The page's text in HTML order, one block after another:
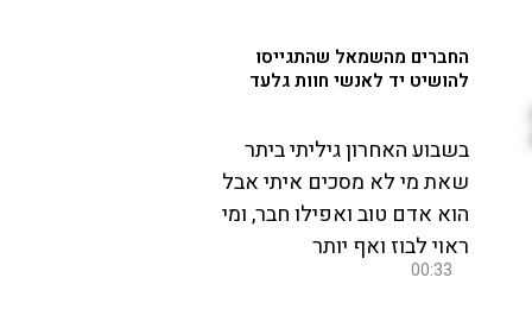
החברים מהשמאל שהתגייסו
להושיט יד לאנשי חוות גלעד
בשבוע האחרון גיליתי ביתר
שאת מי לא מסכים איתי אבל
הוא אדם טוב ואפילו חבר, ומי
ראוי לבוז ואף יותר
00:33